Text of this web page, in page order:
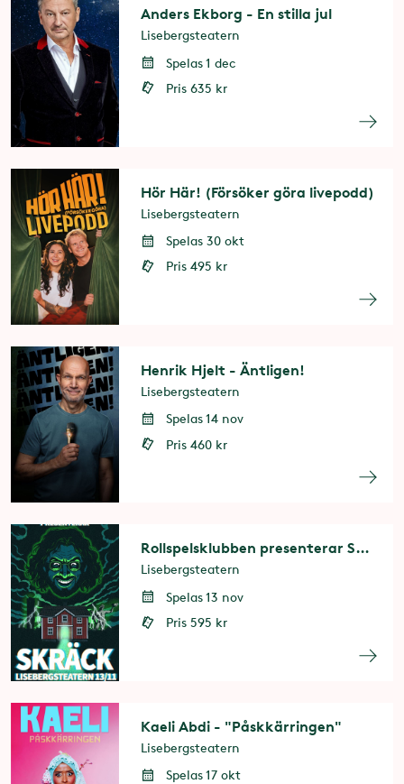
Anders Ekborg - En stilla jul
Lisebergsteatern
Spelas 1 dec
Pris 635 kr
Hör Här! (Försöker göra livepodd)
Lisebergsteatern
Spelas 30 okt
Pris 495 kr
Henrik Hjelt - Äntligen!
Lisebergsteatern
Spelas 14 nov
Pris 460 kr
Rollspelsklubben presenterar SKRÄCK!
Lisebergsteatern
Spelas 13 nov
Pris 595 kr
Kaeli Abdi - "Påskkärringen"
Lisebergsteatern
Spelas 17 okt